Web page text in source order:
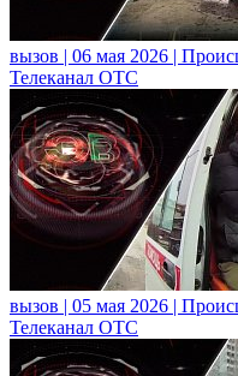
вызов | 06 мая 2026 |
Телеканал ОТС
вызов | 05 мая 2026 |
Телеканал ОТС